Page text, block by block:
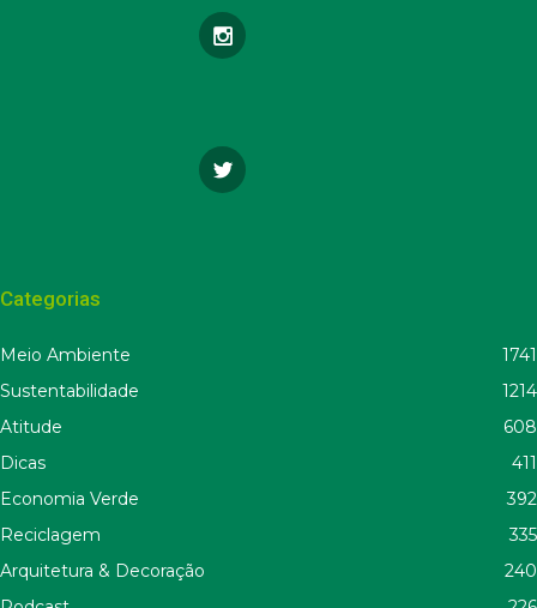
Categorias
Meio Ambiente
1741
Sustentabilidade
1214
Atitude
608
Dicas
411
Economia Verde
392
Reciclagem
335
Arquitetura & Decoração
240